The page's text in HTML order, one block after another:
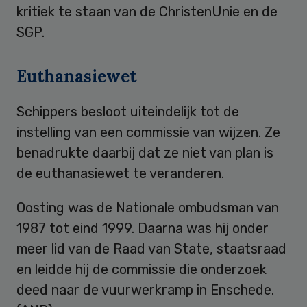
kritiek te staan van de ChristenUnie en de
SGP.
Euthanasiewet
Schippers besloot uiteindelijk tot de
instelling van een commissie van wijzen. Ze
benadrukte daarbij dat ze niet van plan is
de euthanasiewet te veranderen.
Oosting was de Nationale ombudsman van
1987 tot eind 1999. Daarna was hij onder
meer lid van de Raad van State, staatsraad
en leidde hij de commissie die onderzoek
deed naar de vuurwerkramp in Enschede.